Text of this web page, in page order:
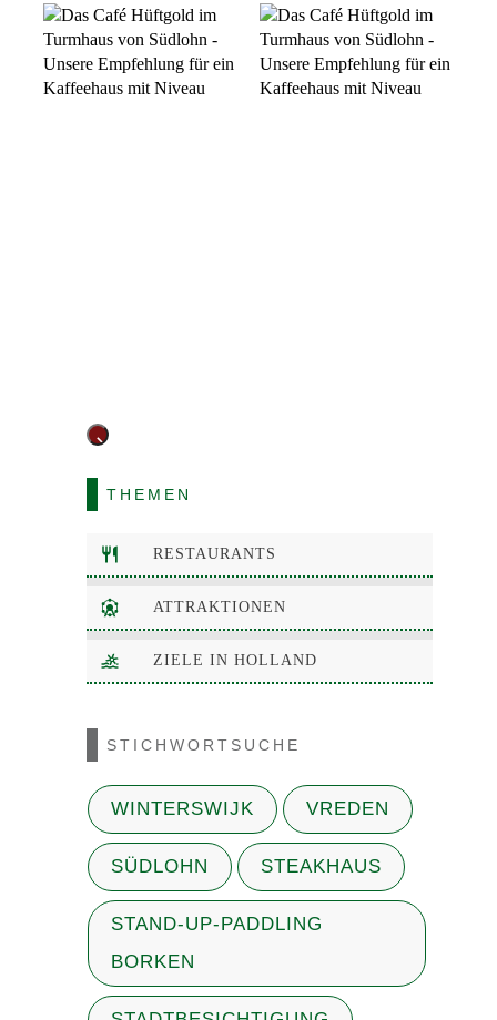
THEMEN
RESTAURANTS
ATTRAKTIONEN
ZIELE IN HOLLAND
STICHWORTSUCHE
WINTERSWIJK VREDEN
SÜDLOHN STEAKHAUS
STAND-UP-PADDLING
BORKEN